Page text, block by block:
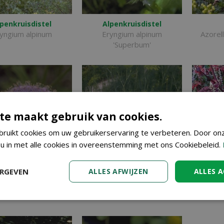
alpinum
Alpenkruisdistel
Eryngium alpinum
'Superbum'
kantbloem Dille
Anethum graveolens
maakt gebruik van cookies.
cookies om uw gebruikerservaring te verbeteren. Door
in met alle cookies in overeenstemming met ons Cookiebeleid.
ALLES
ALLES AFWIJZEN